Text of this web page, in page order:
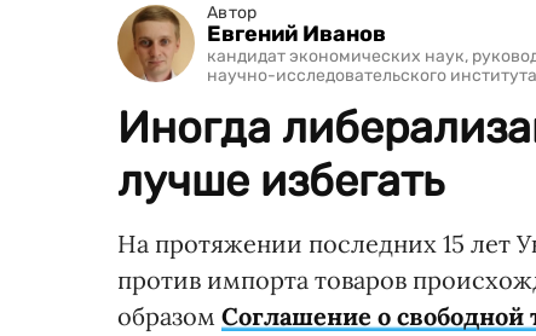
Автор
Евгений Иванов
кандидат экономических наук,
научно-исследовательского
Иногда
лучше избегать
На протяжении последних 15 лет
против импорта товаров
образом Соглашение о свободной